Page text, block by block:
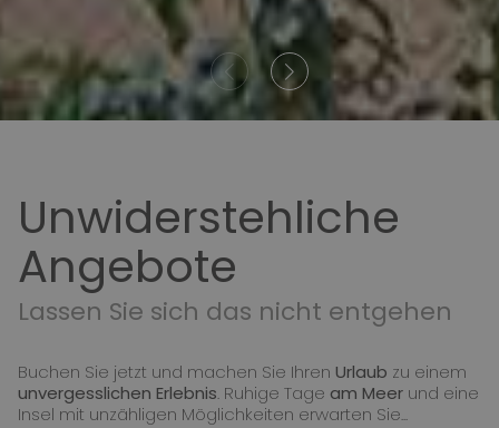
Unwiderstehliche
Angebote
Lassen Sie sich das nicht entgehen
Buchen Sie jetzt und machen Sie IhrenUrlaub zu einem
unvergesslichen Erlebnis. Ruhige Tage am Meer und eine
Insel mit unzähligen Möglichkeiten erwarten Sie...